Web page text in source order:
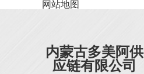
网站地图
内蒙古多美阿供
应链有限公司